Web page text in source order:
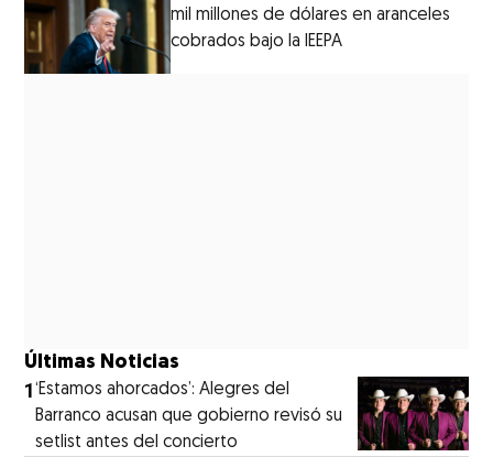
mil millones de dólares en aranceles
cobrados bajo la IEEPA
Últimas Noticias
1‘Estamos ahorcados’: Alegres del
Barranco acusan que gobierno revisó su
setlist antes del concierto